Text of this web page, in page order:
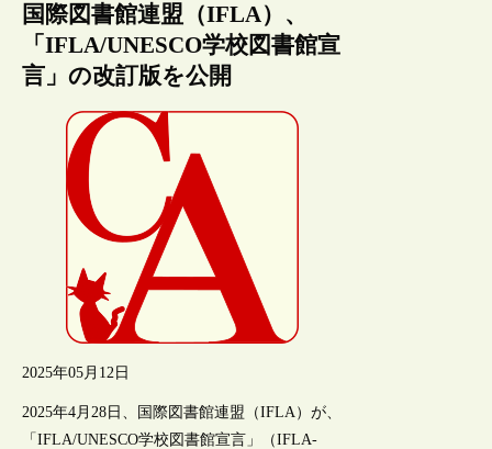
国際図書館連盟（IFLA）、
「IFLA/UNESCO学校図書館宣
言」の改訂版を公開
2025年05月12日
2025年4月28日、国際図書館連盟（IFLA）が、
「IFLA/UNESCO学校図書館宣言」（IFLA-